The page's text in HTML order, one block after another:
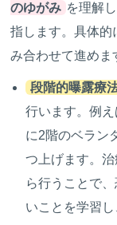
のゆがみ を理解
指します。具体的
み合わせて進めま
段階的曝露療
行います。例
に2階のベラン
つ上げます。
ら行うことで
いことを学習し